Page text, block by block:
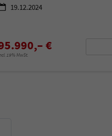
19.12.2024
€
19% MwSt.